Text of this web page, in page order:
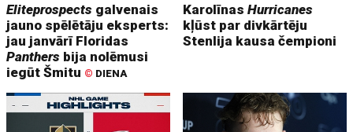
Eliteprospects galvenais
jauno spēlētāju eksperts:
jau janvārī Floridas
Panthers bija nolēmusi
iegūt Šmitu © DIENA
KarolīnasHurricanes
kļūst par divkārtēju
Stenlija kausa čempioni